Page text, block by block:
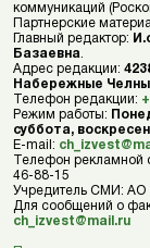
коммуникаций
Партнерские
Главный редактор:
Базаевна
Адрес редакции:
Набережные
Телефон редакции:
Режим работы:
суббота,
E-mail:
Телефон рекламной
46-88-15
Учредитель СМИ:
Для сообщений о
ch_izvest@mail.ru